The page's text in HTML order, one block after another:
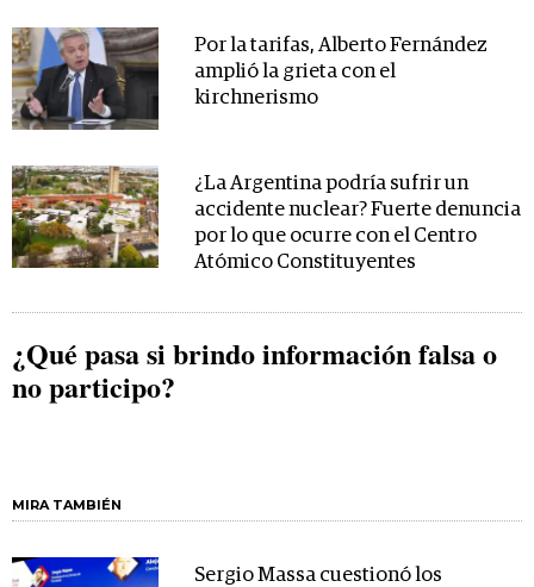
Por la tarifas, Alberto Fernández
amplió la grieta con el
kirchnerismo
¿La Argentina podría sufrir un
accidente nuclear? Fuerte denuncia
por lo que ocurre con el Centro
Atómico Constituyentes
¿Qué pasa si brindo información falsa o
no participo?
MIRA TAMBIÉN
Sergio Massa cuestionó los